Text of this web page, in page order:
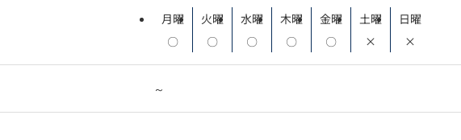
月曜
〇
火曜
〇
水曜
〇
木曜
〇
金曜
〇
土曜
×
日曜
×
～